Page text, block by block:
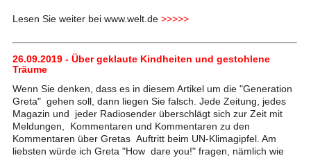
Lesen Sie weiter bei www.welt.de >>>>>
26.09.2019 - Über geklaute Kindheiten und gestohlene
Träume
Wenn Sie denken, dass es in diesem Artikel um die "Generation
Greta" gehen soll, dann liegen Sie falsch. Jede Zeitung, jedes
Magazin und jeder Radiosender überschlägt sich zur Zeit mit
Meldungen, Kommentaren und Kommentaren zu den
Kommentaren über Gretas Auftritt beim UN-Klimagipfel. Am
liebsten würde ich Greta "How dare you!" fragen, nämlich wie